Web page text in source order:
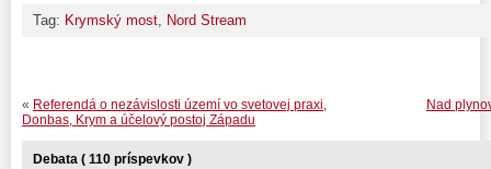
Tag: Krymský most, Nord Stream
Nad
« Referendá o nezávislosti území vo svetovej praxi,
Donbas, Krym a účelový postoj Západu
Debata ( 110 príspevkov )